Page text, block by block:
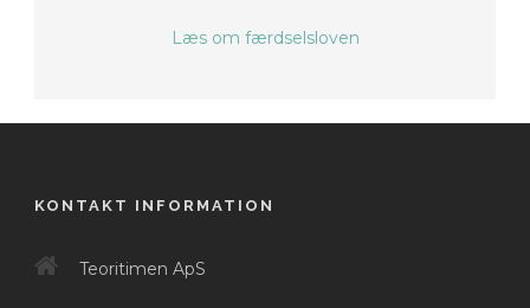
Læs om færdselsloven
KONTAKT INFORMATION
Teoritimen ApS